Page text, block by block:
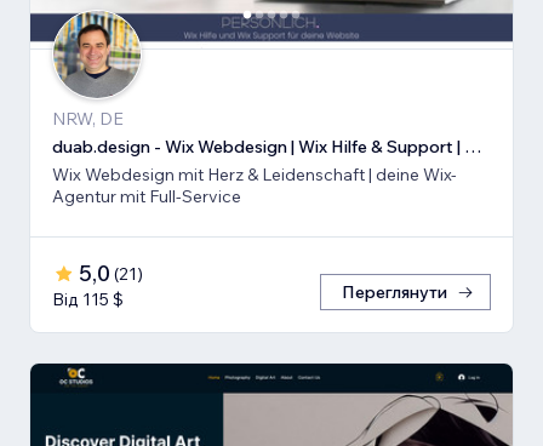
NRW, DE
duab.design - Wix Webdesign | Wix Hilfe & Support | Wix SEO
Wix Webdesign mit Herz & Leidenschaft | deine Wix-
Agentur mit Full-Service
5,0 (21)
Від 115 $
Переглянути